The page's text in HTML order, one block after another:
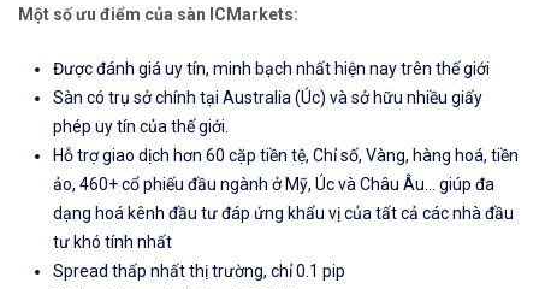
Một số ưu điểm của sàn ICMarkets:
Được đánh giá uy tín, minh bạch nhất hiện nay trên thế giới
Sàn có trụ sở chính tại Australia (Úc) và sở hữu nhiều giấy
phép uy tín của thế giới.
Hỗ trợ giao dịch hơn 60 cặp tiền tệ, Chỉ số, Vàng, hàng hoá, tiền
ảo, 460+ cổ phiếu đầu ngành ở Mỹ, Úc và Châu Âu... giúp đa
dạng hoá kênh đầu tư đáp ứng khẩu vị của tất cả các nhà đầu
tư khó tính nhất
Spread thấp nhất thị trường, chỉ 0.1 pip